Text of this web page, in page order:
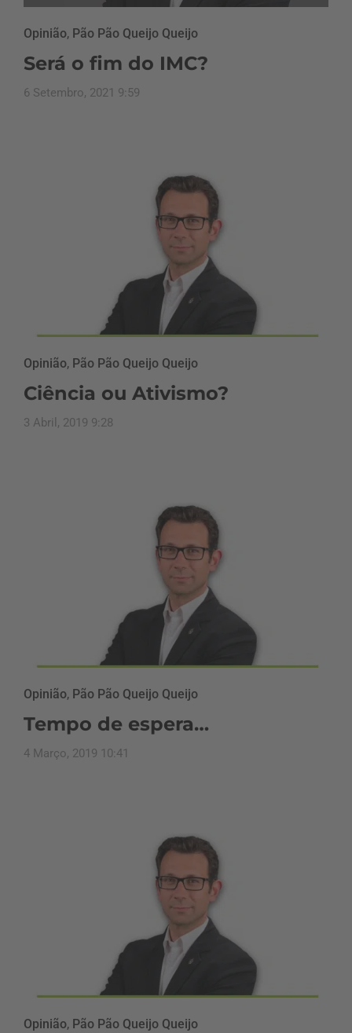
Opinião, Pão Pão Queijo Queijo
Será o fim do IMC?
6 Setembro, 2021 9:59
Opinião, Pão Pão Queijo Queijo
Ciência ou Ativismo?
3 Abril, 2019 9:28
Opinião, Pão Pão Queijo Queijo
Tempo de espera…
4 Março, 2019 10:41
Opinião, Pão Pão Queijo Queijo